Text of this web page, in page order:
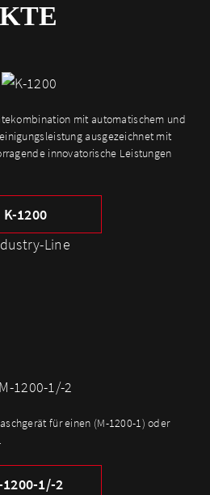
mit automatischem und
ausgezeichnet mit
innovatorische Leistungen
K-1200
Line
für einen (M-1200-1) oder
1200-1/-2